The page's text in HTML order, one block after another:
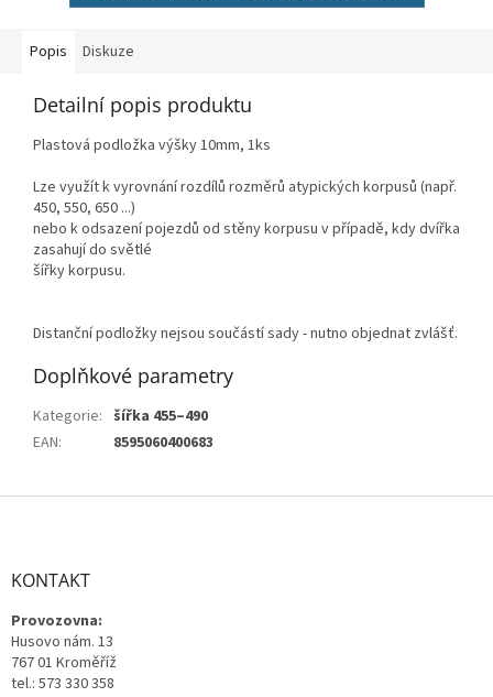
Popis Diskuze
Detailní popis produktu
Plastová podložka výšky 10mm, 1ks
Lze využít k vyrovnání rozdílů rozměrů atypických korpusů (např.
450, 550, 650 ...)
nebo k odsazení pojezdů od stěny korpusu v případě, kdy dvířka
zasahují do světlé
šířky korpusu.
Distanční podložky nejsou součástí sady - nutno objednat zvlášť.
Doplňkové parametry
Kategorie: šířka 455–490
EAN: 8595060400683
Z
KONTAKT
Provozovna:
Husovo nám. 13
767 01 Kroměříž
tel.: 573 330 358